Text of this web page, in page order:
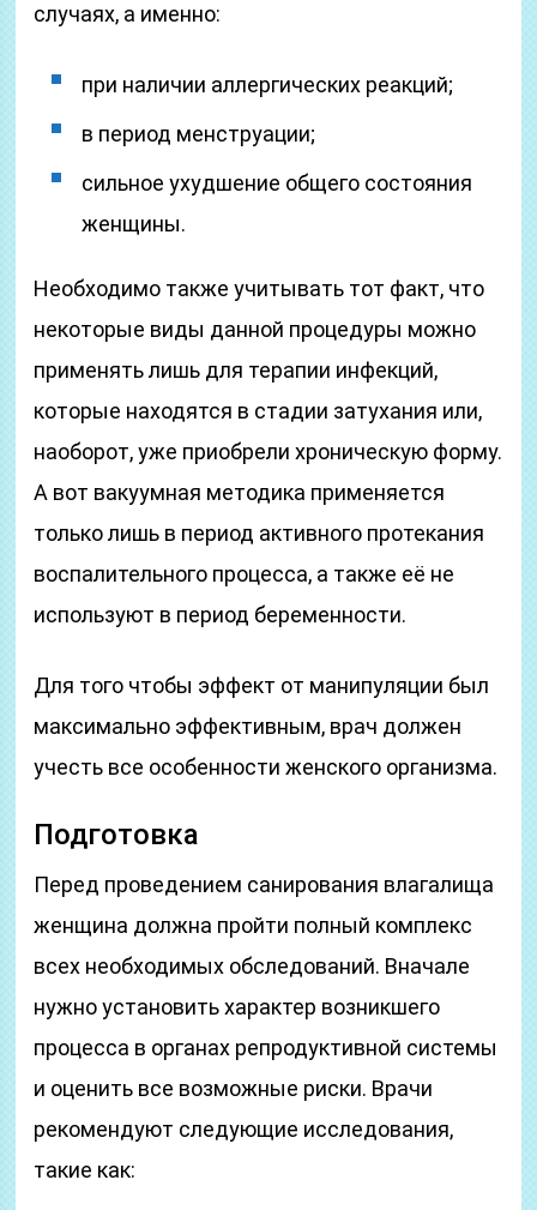
случаях, а именно:
при наличии аллергических реакций;
в период менструации;
сильное ухудшение общего состояния
женщины.
Необходимо также учитывать тот факт, что
некоторые виды данной процедуры можно
применять лишь для терапии инфекций,
которые находятся в стадии затухания или,
наоборот, уже приобрели хроническую форму.
А вот вакуумная методика применяется
только лишь в период активного протекания
воспалительного процесса, а также её не
используют в период беременности.
Для того чтобы эффект от манипуляции был
максимально эффективным, врач должен
учесть все особенности женского организма.
Подготовка
Перед проведением санирования влагалища
женщина должна пройти полный комплекс
всех необходимых обследований. Вначале
нужно установить характер возникшего
процесса в органах репродуктивной системы
и оценить все возможные риски. Врачи
рекомендуют следующие исследования,
такие как: